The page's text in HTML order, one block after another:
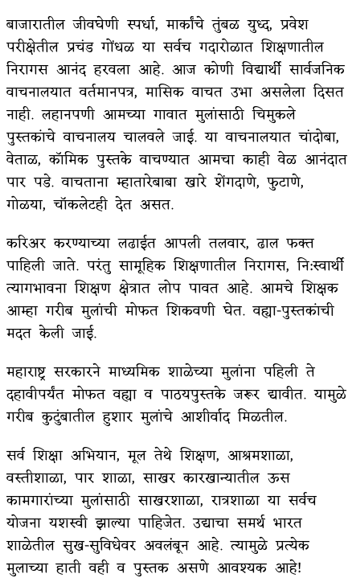
बाजारातील जीवघेणी स्पर्धा, मार्कांचे तुंबळ युध्द, प्रवेश
परीक्षेतील प्रचंड गोंधळ या सर्वच गदारोळात शिक्षणातील
निरागस आनंद हरवला आहे. आज कोणी विद्यार्थी सार्वजनिक
वाचनालयात वर्तमानपत्र, मासिक वाचत उभा असलेला दिसत
नाही. लहानपणी आमच्या गावात मुलांसाठी चिमुकले
पुस्तकांचे वाचनालय चालवले जाई. या वाचनालयात चांदोबा,
वेताळ, कॉमिक पुस्तके वाचण्यात आमचा काही वेळ आनंदात
पार पडे. वाचताना म्हातारेबाबा खारे शेंगदाणे, फुटाणे,
गोळया, चॉकलेटही देत असत.
करिअर करण्याच्या लढाईत आपली तलवार, ढाल फक्त
पाहिली जाते. परंतु सामूहिक शिक्षणातील निरागस, नि:स्वार्थी
त्यागभावना शिक्षण क्षेत्रात लोप पावत आहे. आमचे शिक्षक
आम्हा गरीब मुलांची मोफत शिकवणी घेत. वह्या-पुस्तकांची
मदत केली जाई.
महाराष्ट्र सरकारने माध्यमिक शाळेच्या मुलांना पहिली ते
दहावीपर्यंत मोफत वह्या व पाठयपुस्तके जरूर द्यावीत. यामुळे
गरीब कुटुंबातील हुशार मुलांचे आशीर्वाद मिळतील.
सर्व शिक्षा अभियान, मूल तेथे शिक्षण, आश्रमशाळा,
वस्तीशाळा, पार शाळा, साखर कारखान्यातील ऊस
कामगारांच्या मुलांसाठी साखरशाळा, रात्रशाळा या सर्वच
योजना यशस्वी झाल्या पाहिजेत. उद्याचा समर्थ भारत
शाळेतील सुख-सुविधेवर अवलंबून आहे. त्यामुळे प्रत्येक
मुलाच्या हाती वही व पुस्तक असणे आवश्यक आहे!